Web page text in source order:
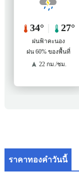
ราคาทองคำวันนี้